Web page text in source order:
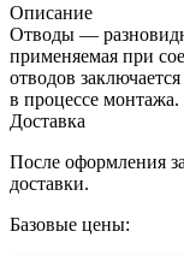
Описание
Отводы —
применяемая при
отводов
в процессе монтажа.
Доставка
После оформления
доставки.
Базовые цены: